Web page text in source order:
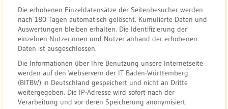
Die erhobenen Einzeldatensätze der Seitenbesucher werden
nach 180 Tagen automatisch gelöscht. Kumulierte Daten und
Auswertungen bleiben erhalten. Die Identifizierung der
einzelnen Nutzerinnen und Nutzer anhand der erhobenen
Daten ist ausgeschlossen.
Die Informationen über Ihre Benutzung unsere Internetseite
werden auf den Webservern der IT Baden-Württemberg
(BITBW) in Deutschland gespeichert und nicht an Dritte
weitergegeben. Die IP-Adresse wird sofort nach der
Verarbeitung und vor deren Speicherung anonymisiert.